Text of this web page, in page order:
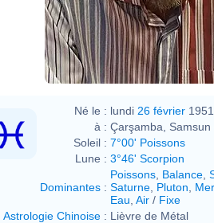
Né le : lundi 26 février
à : Çarşamba, Samsun
Soleil : 7°00' Poissons
Lune : 3°46' Scorpion
Dominantes :
Poissons Balance
Saturne Pluton
Eau Air / Fixe
Astrologie Chinoise : Lièvre de Métal